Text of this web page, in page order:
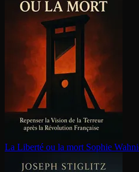
La Liberté ou la mort Sophie